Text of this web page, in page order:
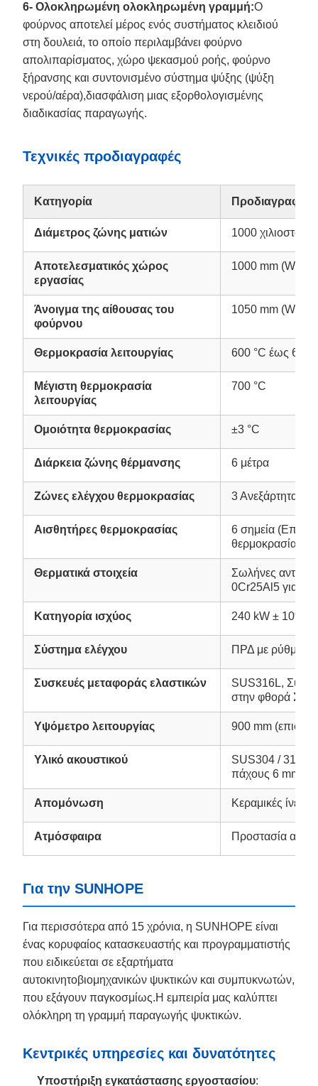
6- Ολοκληρωμένη ολοκληρωμένη γραμμή:Ο
φούρνος αποτελεί μέρος ενός συστήματος κλειδιού
στη δουλειά, το οποίο περιλαμβάνει φούρνο
απολιπαρίσματος, χώρο ψεκασμού ροής, φούρνο
ξήρανσης και συντονισμένο σύστημα ψύξης (ψύξη
νερού/αέρα),διασφάλιση μιας εξορθολογισμένης
διαδικασίας παραγωγής.
Τεχνικές προδιαγραφές
Κατηγορία Προδιαγραφές
Διάμετρος ζώνης ματιών 1000 χιλιοστά
Αποτελεσματικός χώρος
εργασίας
1000 mm (W) x
Άνοιγμα της αίθουσας του
φούρνου
1050 mm (W) x
Θερμοκρασία λειτουργίας 600 °C έως 650
Μέγιστη θερμοκρασία
λειτουργίας
700 °C
Ομοιότητα θερμοκρασίας ±3 °C
Διάρκεια ζώνης θέρμανσης 6 μέτρα
Ζώνες ελέγχου θερμοκρασίας 3 Ανεξάρτητα
Αισθητήρες θερμοκρασίας
6 σημεία
θερμοκρασία
Θερματικά στοιχεία
Σωλήνες
0Cr25Al5 για
Κατηγορία ισχύος 240 kW ± 10%
Σύστημα ελέγχου ΠΡΔ με ρύθμιση
Συσκευές μεταφοράς ελαστικών
SUS316L,
στην φθορά
Υψόμετρο λειτουργίας 900 mm
Υλικό ακουστικού
SUS304 / 316L
πάχους 6 mm
Απομόνωση Κεραμικές ίνες
Ατμόσφαιρα Προστασία από
Για την SUNHOPE
Για περισσότερα από 15 χρόνια, η SUNHOPE είναι
ένας κορυφαίος κατασκευαστής και προγραμματιστής
που ειδικεύεται σε εξαρτήματα
αυτοκινητοβιομηχανικών ψυκτικών και συμπυκνωτών,
που εξάγουν παγκοσμίως.Η εμπειρία μας καλύπτει
ολόκληρη τη γραμμή παραγωγής ψυκτικών.
Κεντρικές υπηρεσίες και δυνατότητες
Υποστήριξη εγκατάστασης εργοστασίου: